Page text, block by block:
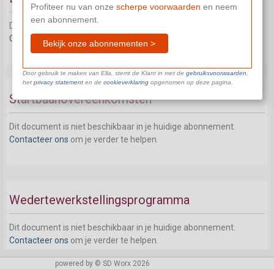
Dit document is niet beschikbaar in je huidige abonnement.
Contacteer ons
om je verder te helpen.
Startbaanovereenkomsten
Dit document is niet beschikbaar in je huidige abonnement.
Contacteer ons om je verder te helpen.
Wedertewerkstellingsprogramma
Dit document is niet beschikbaar in je huidige abonnement.
Contacteer ons om je verder te helpen.
powered by © SD Worx 2026
Profiteer nu van onze scherpe voorwaarden en neem
een abonnement.
Bekijk onze abonnementen >
Door gebruik te maken van Ella, stemt de Klant in met de gebruiksvoorwaarden
het privacy statementen de cookieverklaringopgenomen op deze pagina.